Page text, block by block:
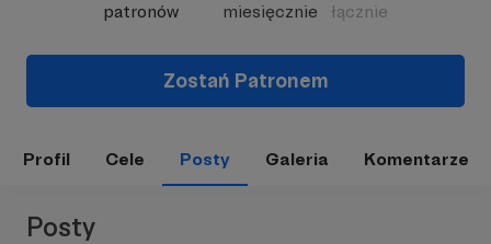
patronów
miesięcznie
łącznie
Zostań Patronem
Profil Cele Posty Galeria Komentarze
Posty